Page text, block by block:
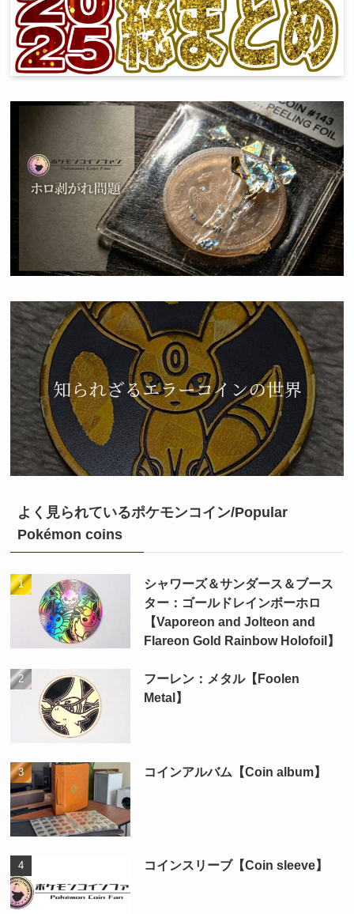
よく見られているポケモンコイン/Popular
Pokémon coins
シャワーズ＆サンダース＆ブース
ター：ゴールドレインボーホロ
【Vaporeon and Jolteon and
Flareon Gold Rainbow Holofoil】
フーレン：メタル【Foolen
Metal】
コインアルバム【Coin album】
コインスリーブ【Coin sleeve】